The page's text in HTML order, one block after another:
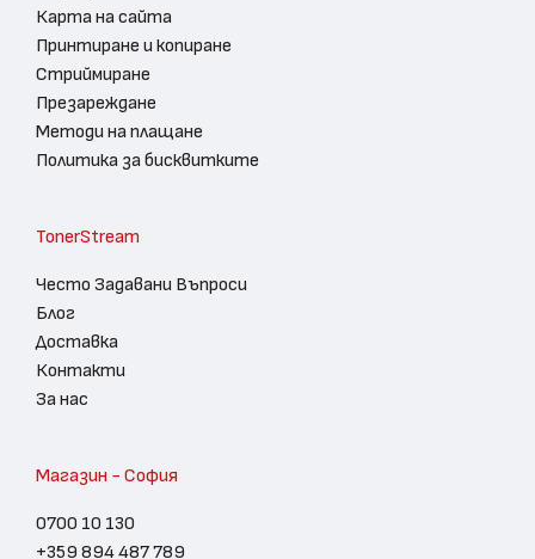
Карта на сайта
Принтиране и копиране
Стриймиране
Презареждане
Методи на плащане
Политика за бисквитките
TonerStream
Често Задавани Въпроси
Блог
Доставка
Контакти
За нас
Магазин - София
0700 10 130
+359 894 487 789